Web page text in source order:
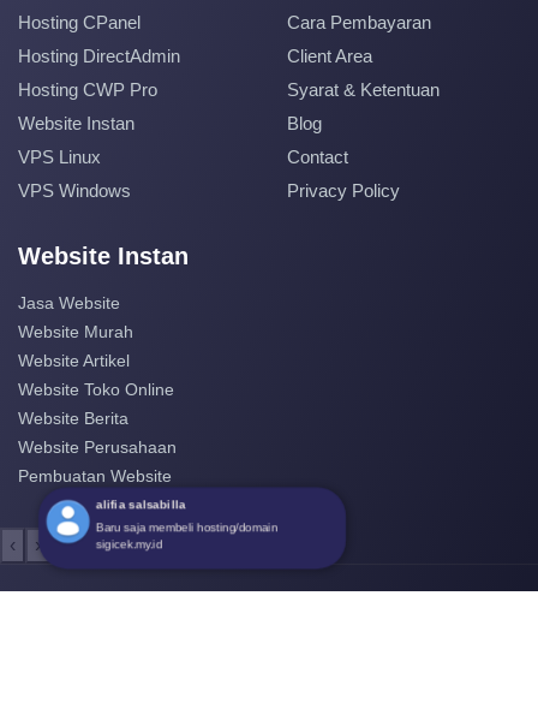
Hosting CPanel
Hosting DirectAdmin
Hosting CWP Pro
Website Instan
VPS Linux
VPS Windows
Cara Pembayaran
Client Area
Syarat & Ketentuan
Blog
Contact
Privacy Policy
Website Instan
Jasa Website
Website Murah
Website Artikel
Website Toko Online
Website Berita
Website Perusahaan
Pembuatan Website
‹ ›